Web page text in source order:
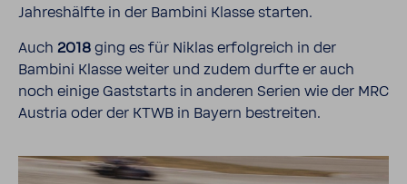
Jahres­hälfte in der Bambini Klasse starten.
Auch 2018 ging es für Niklas erfolg­reich in der
Bambini Klasse weiter und zudem durfte er auch
noch einige Gast­starts in anderen Serien wie der MRC
Austria oder der KTWB in Bayern bestreiten.